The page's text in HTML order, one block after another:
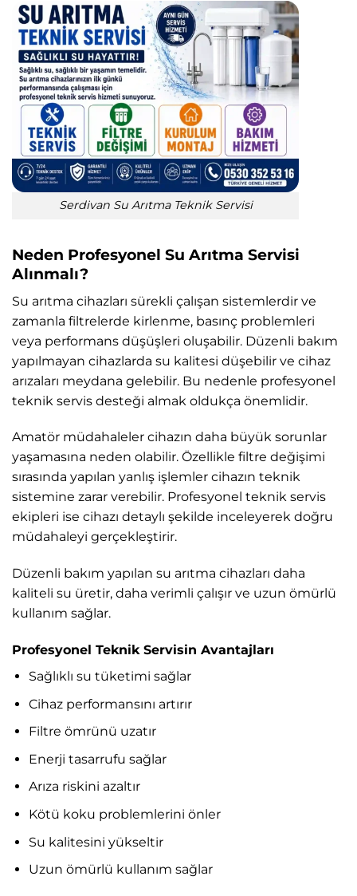
Serdivan Su Arıtma Teknik Servisi
Neden Profesyonel Su Arıtma Servisi
Alınmalı?
Su arıtma cihazları sürekli çalışan sistemlerdir ve
zamanla filtrelerde kirlenme, basınç problemleri
veya performans düşüşleri oluşabilir. Düzenli bakım
yapılmayan cihazlarda su kalitesi düşebilir ve cihaz
arızaları meydana gelebilir. Bu nedenle profesyonel
teknik servis desteği almak oldukça önemlidir.
Amatör müdahaleler cihazın daha büyük sorunlar
yaşamasına neden olabilir. Özellikle filtre değişimi
sırasında yapılan yanlış işlemler cihazın teknik
sistemine zarar verebilir. Profesyonel teknik servis
ekipleri ise cihazı detaylı şekilde inceleyerek doğru
müdahaleyi gerçekleştirir.
Düzenli bakım yapılan su arıtma cihazları daha
kaliteli su üretir, daha verimli çalışır ve uzun ömürlü
kullanım sağlar.
Profesyonel Teknik Servisin Avantajları
Sağlıklı su tüketimi sağlar
Cihaz performansını artırır
Filtre ömrünü uzatır
Enerji tasarrufu sağlar
Arıza riskini azaltır
Kötü koku problemlerini önler
Su kalitesini yükseltir
Uzun ömürlü kullanım sağlar